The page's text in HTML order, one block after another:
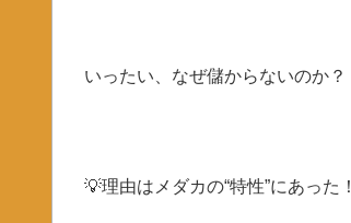
いったい、なぜ儲からないのか？
💡理由はメダカの“特性”にあった！